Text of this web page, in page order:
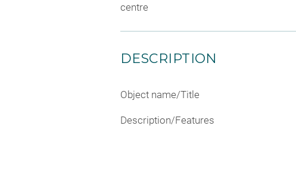
centre
DESCRIPTION
Object name/Title
Description/Features